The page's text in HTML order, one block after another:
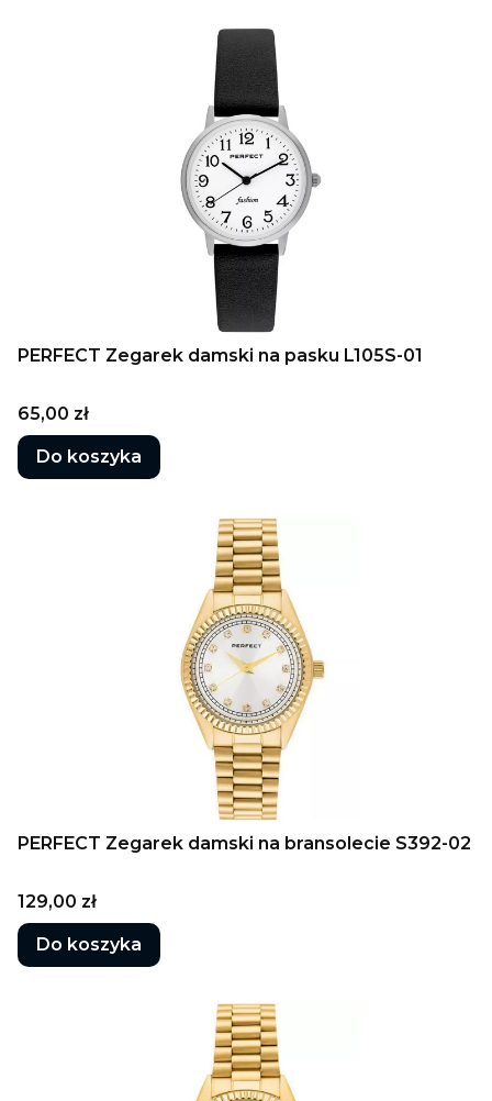
PERFECT Zegarek damski na pasku L105S-01
Cena
65,00 zł
Do koszyka
PERFECT Zegarek damski na bransolecie S392-02
Cena
129,00 zł
Do koszyka